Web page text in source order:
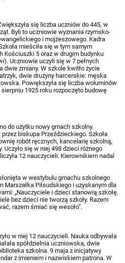
się liczba uczniów do 445, w
Byli to uczniowie wyznania rzymsko-
i mojżeszowego. Kadra
mieściła się w tym samym
Kościuszki 5 oraz w drugim budynku
Uczniowie uczyli się w 7 pełnych
dwie zmiany. W szkole kwitło życie
dwie drużyny harcerskie: męska
Powiększyła się liczba woluminów
1925 roku rozpoczęto budowę
do użytku nowy gmach szkolny.
biskupa Przeździeckiego. Szkoła
robót ręcznych, kancelarię szkolną,
Uczyło się w niej 498 dzieci różnego
12 nauczycieli. Kierownikiem nadal
w westybulu gmachu szkolnego
Marszałka Piłsudskiego i uzyskanym dla
„Nauczyciele i dzieci stanowią szkołę.
bez dzieci nie tworzą szkoły. Razem
razem śmiać się wesoło”.
w niej 12 nauczycieli. Nauka odbywała
spółdzielnia uczniowska, dwie
szkolna. 9 maja z inicjatywy
z imieniem i nazwiskiem patrona. W